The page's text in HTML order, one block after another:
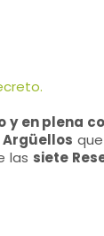
y en plena
Argüellos
las siete